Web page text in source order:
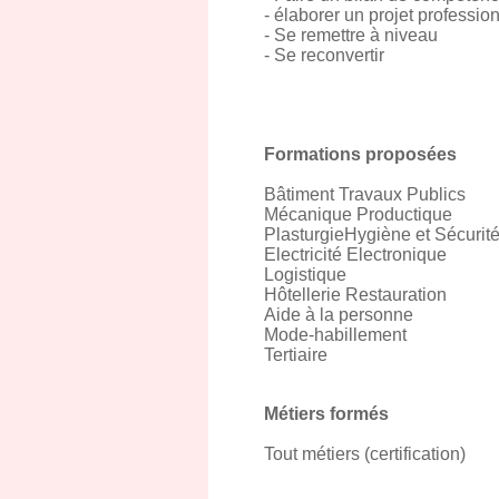
- élaborer un projet
- Se remettre à niveau
- Se reconvertir
Formations proposées
Bâtiment Travaux Publics
Mécanique Productique
PlasturgieHygiène et Sécurité
Electricité Electronique
Logistique
Hôtellerie Restauration
Aide à la personne
Mode-habillement
Tertiaire
Métiers formés
Tout métiers (certification)